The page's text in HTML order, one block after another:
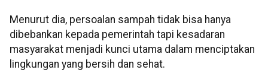
Menurut dia, persoalan sampah tidak bisa hanya
dibebankan kepada pemerintah tapi kesadaran
masyarakat menjadi kunci utama dalam menciptakan
lingkungan yang bersih dan sehat.